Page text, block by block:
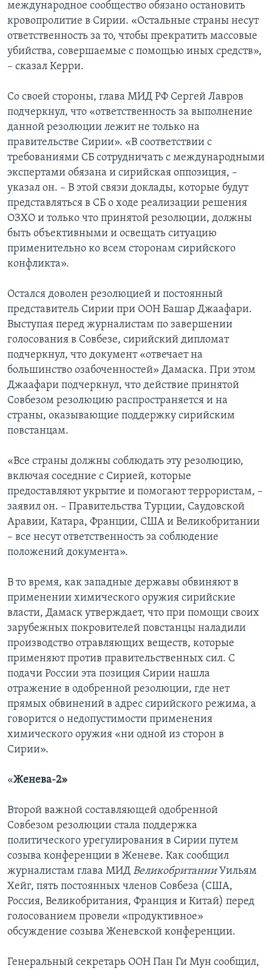
международное сообщество обязано остановить
кровопролитие в Сирии. «Остальные страны несут
ответственность за то, чтобы прекратить массовые
убийства, совершаемые с помощью иных средств»,
– сказал Керри.
Со своей стороны, глава МИД РФ Сергей Лавров
подчеркнул, что «ответственность за выполнение
данной резолюции лежит не только на
правительстве Сирии». «В соответствии с
требованиями СБ сотрудничать с международными
экспертами обязана и сирийская оппозиция, –
указал он. – В этой связи доклады, которые будут
представляться в СБ о ходе реализации решения
ОЗХО и только что принятой резолюции, должны
быть объективными и освещать ситуацию
применительно ко всем сторонам сирийского
конфликта».
Остался доволен резолюцией и постоянный
представитель Сирии при ООН Башар Джаафари.
Выступая перед журналистам по завершении
голосования в Совбезе, сирийский дипломат
подчеркнул, что документ «отвечает на
большинство озабоченностей» Дамаска. При этом
Джаафари подчеркнул, что действие принятой
Совбезом резолюцию распространяется и на
страны, оказывающие поддержку сирийским
повстанцам.
«Все страны должны соблюдать эту резолюцию,
включая соседние с Сирией, которые
предоставляют укрытие и помогают террористам, –
заявил он. – Правительства Турции, Саудовской
Аравии, Катара, Франции, США и Великобритании
– все несут ответственность за соблюдение
положений документа».
В то время, как западные державы обвиняют в
применении химического оружия сирийские
власти, Дамаск утверждает, что при помощи своих
зарубежных покровителей повстанцы наладили
производство отравляющих веществ, которые
применяют против правительственных сил. С
подачи России эта позиция Сирии нашла
отражение в одобренной резолюции, где нет
прямых обвинений в адрес сирийского режима, а
говорится о недопустимости применения
химического оружия «ни одной из сторон в
Сирии».
«Женева-2»
Второй важной составляющей одобренной
Совбезом резолюции стала поддержка
политического урегулирования в Сирии путем
созыва конференции в Женеве. Как сообщил
журналистам глава МИД ВеликобританииУильям
Хейг, пять постоянных членов Совбеза (США,
Россия, Великобритания, Франция и Китай) перед
голосованием провели «продуктивное»
обсуждение созыва Женевской конференции.
Генеральный секретарь ООН Пан Ги Мун сообщил,